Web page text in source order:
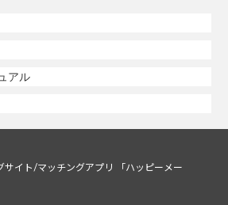
アル
サイト/マッチングアプリ 「ハッピーメー